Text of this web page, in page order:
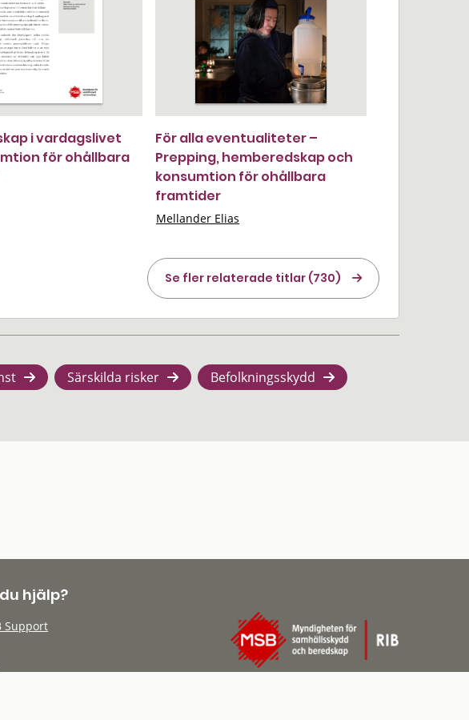
i vardagslivet
för ohållbara
För alla eventualiteter –
Prepping, hemberedskap och
konsumtion för ohållbara
framtider
Mellander Elias
Se fler relaterade titlar (730)
Särskilda risker Befolkningsskydd
hjälp?
Support